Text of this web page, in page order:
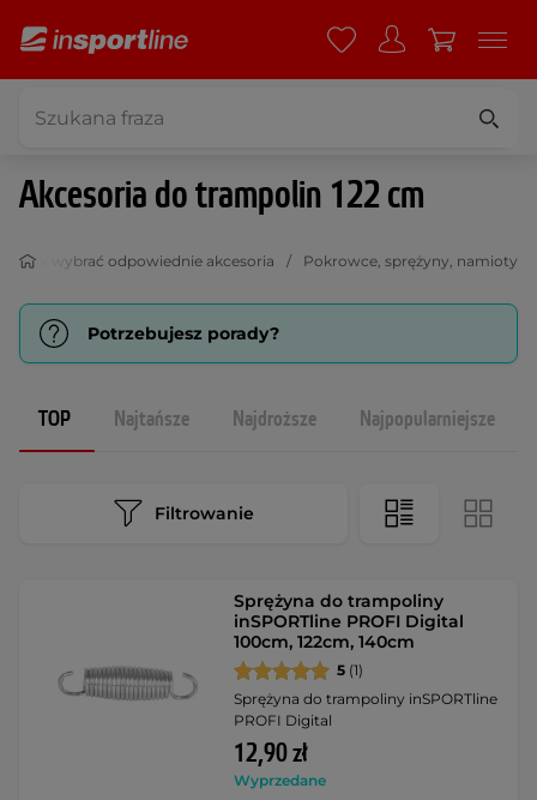
Akcesoria do trampolin 122 cm
Jak wybrać odpowiednie akcesoria Pokrowce, sprężyny, namioty
Potrzebujesz porady?
TOP Najtańsze Najdroższe Najpopularniejsze
Filtrowanie
Sprężyna do trampoliny
inSPORTline PROFI Digital
100cm, 122cm, 140cm
5 (1)
Sprężyna do trampoliny inSPORTline
PROFI Digital
12,90 zł
Wyprzedane